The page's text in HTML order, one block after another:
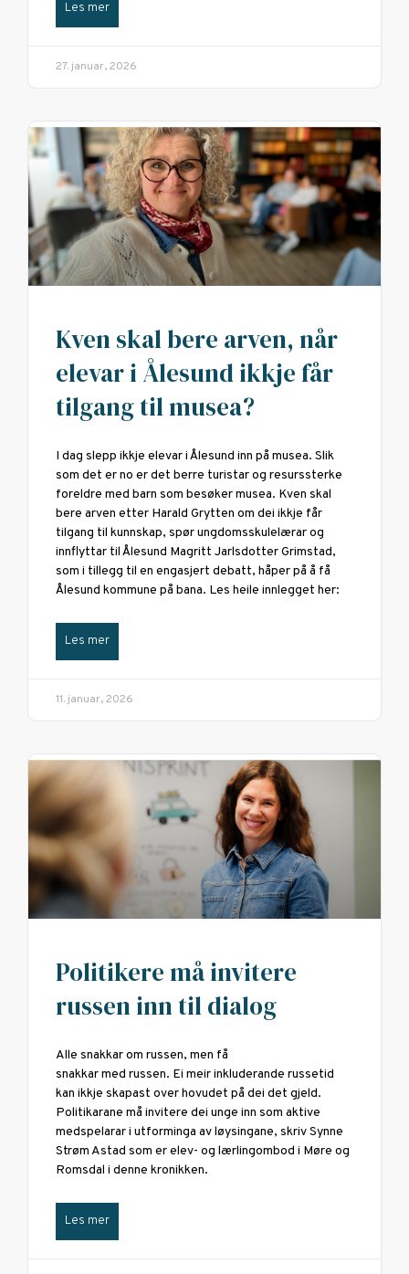
Les mer
27. januar, 2026
Kven skal bere arven, når
elevar i Ålesund ikkje får
tilgang til musea?
I dag slepp ikkje elevar i Ålesund inn på musea. Slik
som det er no er det berre turistar og resurssterke
foreldre med barn som besøker musea. Kven skal
bere arven etter Harald Grytten om dei ikkje får
tilgang til kunnskap, spør ungdomsskulelærar og
innflyttar til Ålesund Magritt Jarlsdotter Grimstad,
som i tillegg til en engasjert debatt, håper på å få
Ålesund kommune på bana. Les heile innlegget her:
Les mer
11. januar, 2026
Politikere må invitere
russen inn til dialog
Alle snakkar om russen, men få
snakkar med russen. Ei meir inkluderande russetid
kan ikkje skapast over hovudet på dei det gjeld.
Politikarane må invitere dei unge inn som aktive
medspelarar i utforminga av løysingane, skriv Synne
Strøm Astad som er elev- og lærlingombod i Møre og
Romsdal i denne kronikken.
Les mer